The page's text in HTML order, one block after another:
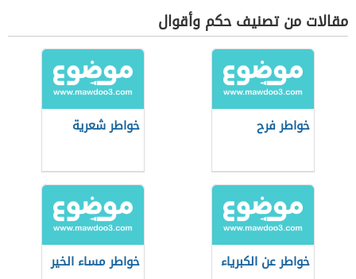
مقالات من تصنيف حكم وأقوال
خواطر فرح خواطر شعرية
خواطر عن الكبرياء خواطر مساء الخير